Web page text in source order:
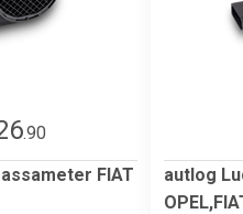
.90
FIAT
autlog